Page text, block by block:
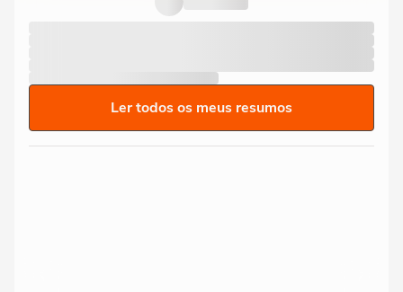
Ler todos os meus resumos